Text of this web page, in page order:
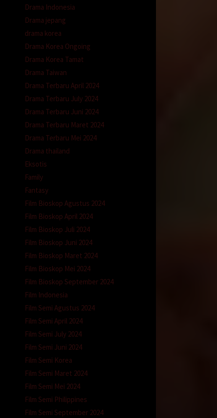
Drama Indonesia
Drama jepang
drama korea
Drama Korea Ongoing
Drama Korea Tamat
Drama Taiwan
Drama Terbaru April 2024
Drama Terbaru July 2024
Drama Terbaru Juni 2024
Drama Terbaru Maret 2024
Drama Terbaru Mei 2024
Drama thailand
Eksotis
Family
Fantasy
Film Bioskop Agustus 2024
Film Bioskop April 2024
Film Bioskop Juli 2024
Film Bioskop Juni 2024
Film Bioskop Maret 2024
Film Bioskop Mei 2024
Film Bioskop September 2024
Film Indonesia
Film Semi Agustus 2024
Film Semi April 2024
Film Semi July 2024
Film Semi Juni 2024
Film Semi Korea
Film Semi Maret 2024
Film Semi Mei 2024
Film Semi Philippines
Film Semi September 2024